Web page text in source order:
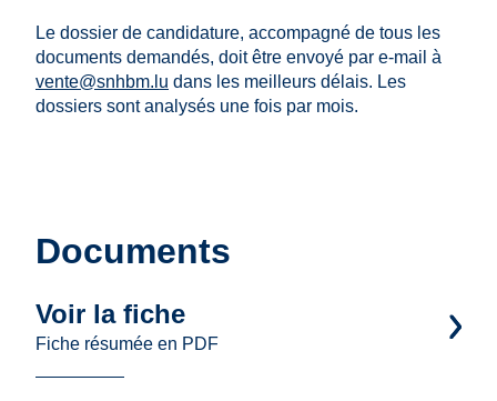
Le dossier de candidature, accompagné de tous les
documents demandés, doit être envoyé par e-mail à
vente@snhbm.lu dans les meilleurs délais. Les
dossiers sont analysés une fois par mois.
Documents
Voir la fiche
Fiche résumée en PDF